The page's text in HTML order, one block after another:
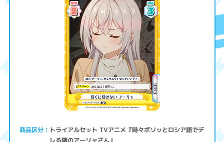
商品区分 トライアルセット TVアニメ『時々ボソッとロシア語でデ
レる隣のアーリャさん』